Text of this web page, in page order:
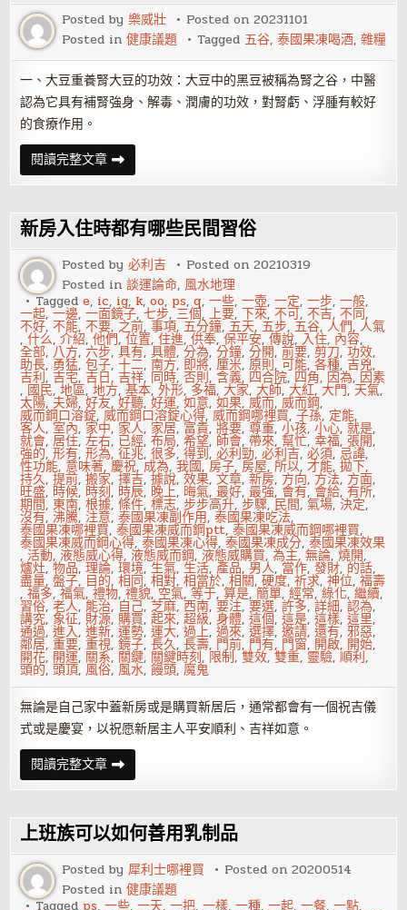
養
生
Posted by樂威壯 Posted on20231101
Posted in健康議題 Tagged五谷,泰國果凍喝酒,雜糧
一、大豆重養腎大豆的功效：大豆中的黑豆被稱為腎之谷，中醫
認為它具有補腎強身、解毒、潤膚的功效，對腎虧、浮腫有較好
的食療作用。
閱讀完整文章五
谷
雜
怎
麼
吃
才
更
健
康？
吃
五
谷
雜
糧
的
好
處
新房入住時都有哪些民間習俗
Posted by必利吉 Posted on20210319
Posted in談運論命, 風水地理
Taggede, ic, ig, k,oo, ps,q,一些,一壺,一定,一步,一般,
一起,一邊,一面鏡子,七步,三個,上要,下來,不可,不吉,不同,
不好,不能,不要, 之前,事項,五分鐘,五天,五步,五谷,人們,人氣
,什么,介紹,他們,位置,住進,供奉,保平安,傳說, 入住, 內容,
全部, 八方,六步,具有,具體,分為,分鐘,分開,前要, 剪刀,功效,
助長, 勇猛,包子,十二,南方, 即將,厘米,原則,可能,各種,吉兇,
吉利,吉宅,吉日,吉祥, 同時,否則,含義, 四合院, 四角, 因為, 因素
, 國民,地區,地方,基本,外形, 多福,大家,大師,大紅,大門, 天氣,
太陽, 夫婦,好友,好聽,好運,如意,如果,威而,威而鋼,
威而鋼口溶錠,威而鋼口溶錠心得,威而鋼哪裡買,子孫, 定能,
客人,室內, 家中, 家人, 家居, 富貴,將要,尊重,小孩,小心,就是,
就會,居住,左右, 已經,布局,希望, 師會,帶來,幫忙,幸福,張開,
強的,形有,形為,征兆,很多,得到,必利勁,必利吉,必須, 忌諱,
性功能, 意味著,慶祝, 成為,我國,房子,房屋,所以,才能,拋下,
持久,提前,搬家,擇吉,據說,效果,文章,新房, 方向, 方法, 方面,
旺盛, 時候, 時刻, 時辰, 晚上, 晦氣,最好,最強, 會有, 會給,有所,
期間,東南,根據,條件,標志,步步高升,步驟, 民間,氣場,決定,
沒有,沸騰, 注意,泰國果凍副作用,泰國果凍吃法,
泰國果凍哪裡買,泰國果凍威而鋼ptt,泰國果凍威而鋼哪裡買,
泰國果凍威而鋼心得,泰國果凍心得,泰國果凍成分,泰國果凍效果
,活動,液態威心得,液態威而鋼,液態威購買,為主,無論,燒開,
爐灶,物品,理論,環境,生氣,生活,產品, 男人, 當作,發財, 的話,
盡量,盤子, 目的,相同,相對,相當於,相關,硬度,祈求,神位,福壽
,福多,福氣,禮物,禮貌, 空氣,等于,算是,簡單,經常,綠化,繼續,
習俗,老人,能治, 自己,芝麻,西南,要注,要選,許多,詳細,認為,
講究, 象征, 財源,購買,起來,超級,身體,這個,這是,這樣,這里,
通過,進入,進新,運勢,運大,過上,過來,選擇,邀請,還有,邪惡,
鄰居,重要,重視,鏡子,長久,長壽, 門前, 門有, 門窗, 開啟, 開始,
開花, 開運, 關系, 關鍵, 關鍵時刻, 限制,雙效,雙重, 靈驗,順利,
頭的,頭頂, 風俗, 風水,饅頭,魔鬼
無論是自己家中蓋新房或是購買新居后，通常都會有一個祝吉儀
式或是慶宴，以祝愿新居主人平安順利、吉祥如意。
閱讀完整文章新
房
入
時
都
有
哪
些
民
間
習
上班族可以如何善用乳制品
Posted by犀利士哪裡買 Posted on20200514
Posted in健康議題
Tagged ps,一些,一天,一把,一樣,一種,一起,一餐,一點,